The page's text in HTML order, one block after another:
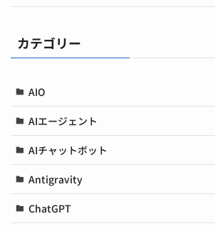
カテゴリー
AIO
AIエージェント
AIチャットボット
Antigravity
ChatGPT